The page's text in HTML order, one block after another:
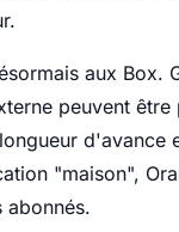
aux Box.
peuvent
"maison",
abonnés.